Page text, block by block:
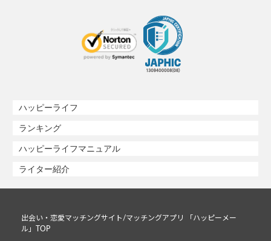
ハッピーライフ
ランキング
ハッピーライフマニュアル
ライター紹介
出会い・恋愛マッチングサイト/マッチングアプリ 「ハッピーメー
ル」TOP